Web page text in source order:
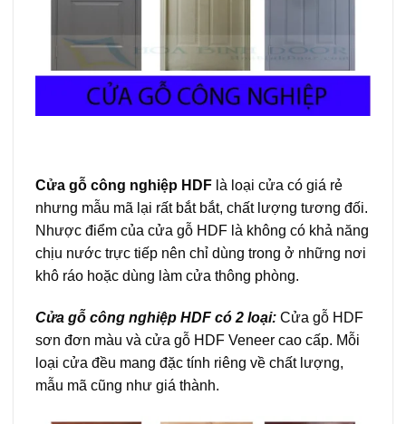
Cửa gỗ công nghiệp HDF là loại cửa có giá rẻ
nhưng mẫu mã lại rất bắt bắt, chất lượng tương đối.
Nhược điểm của cửa gỗ HDF là không có khả năng
chịu nước trực tiếp nên chỉ dùng trong ở những nơi
khô ráo hoặc dùng làm cửa thông phòng.
Cửa gỗ công nghiệp HDF có 2 loại: Cửa gỗ HDF
sơn đơn màu và cửa gỗ HDF Veneer cao cấp. Mỗi
loại cửa đều mang đặc tính riêng về chất lượng,
mẫu mã cũng như giá thành.